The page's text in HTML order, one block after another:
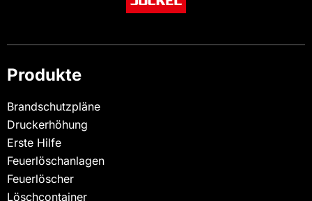
Produkte
Brandschutzpläne
Druckerhöhung
Erste Hilfe
Feuerlöschanlagen
Feuerlöscher
Löschcontainer